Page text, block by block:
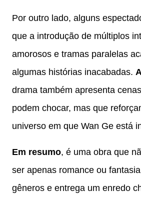
Por outro lado, alguns
que a introdução de múltiplos
amorosos e tramas paralelas
algumas histórias inacabadas.
drama também apresenta
podem chocar, mas que
universo em que Wan Ge está
Em resumo, é uma obra que
ser apenas romance ou
gêneros e entrega um enredo